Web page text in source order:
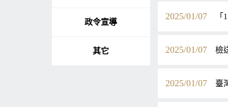
政令宣導
其它
2025/01/07
2025/01/07 檢
2025/01/07 臺